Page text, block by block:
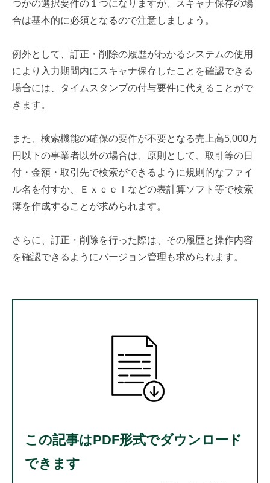
つかの選択要件の１つになりますが、スキャナ保存の場
合は基本的に必須となるので注意しましょう。
例外として、訂正・削除の履歴がわかるシステムの使用
により入力期間内にスキャナ保存したことを確認できる
場合には、タイムスタンプの付与要件に代えることがで
きます。
また、検索機能の確保の要件が不要となる売上高5,000万
円以下の事業者以外の場合は、原則として、取引等の日
付・金額・取引先で検索ができるように規則的なファイ
ル名を付すか、Ｅｘｃｅｌなどの表計算ソフト等で検索
簿を作成することが求められます。
さらに、訂正・削除を行った際は、その履歴と操作内容
を確認できるようにバージョン管理も求められます。
この記事はPDF形式でダウンロード
できます